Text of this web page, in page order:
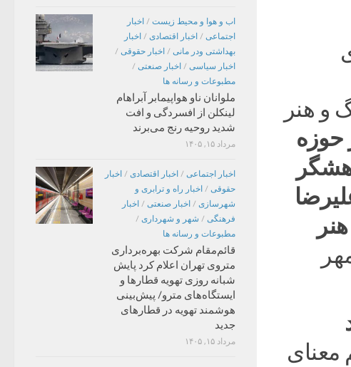
و هنر
حوزه
اب و هوا و محیط زیست / اخبار
اجتماعی / اخبار اقتصادی / اخبار
بهداشتی ودر مانی / اخبار حقوقی /
اخبار سیاسی / اخبار صنعتی /
مطبوعات و رسانه ها
ملوانان ناو هواپیمابر آبراهام
لینکلن از افسردگی و افت
شدید روحیه رنج می‌برند
مرداد ۱۵, ۱۴۰۵
اخبار اجتماعی / اخبار اقتصادی / اخبار
حقوقی / اخبار راه و ترابری و
شهرسازی / اخبار صنعتی / اخبار
فرهنگی / شهر و شهرداری /
مطبوعات و رسانه ها
قائم‌مقام شرکت بهره‌برداری
متروی تهران اعلام کرد پایش
شبانه روزی تهویه قطارها و
ایستگاه‌های مترو/ پیش‌بینی
هوشمند تهویه در قطارهای
جدید
مرداد ۱۵, ۱۴۰۵